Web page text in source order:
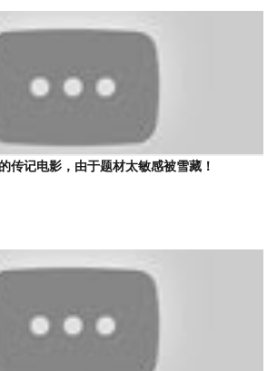
传记电影，由于题材太敏感被雪藏！